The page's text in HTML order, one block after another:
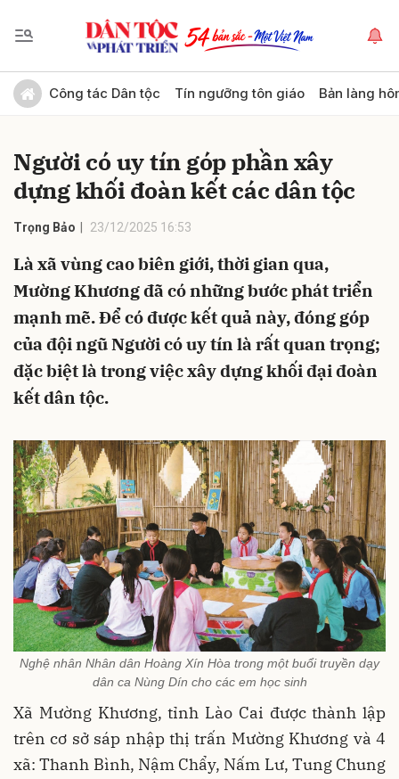
Công tác Dân tộc Tín ngưỡng tôn giáo Bản làng
Người có uy tín góp phần xây
dựng khối đoàn kết các dân tộc
Trọng Bảo 23/12/2025 16:53
Là xã vùng cao biên giới, thời gian qua,
Mường Khương đã có những bước phát triển
mạnh mẽ. Để có được kết quả này, đóng góp
của đội ngũ Người có uy tín là rất quan trọng;
đặc biệt là trong việc xây dựng khối đại đoàn
kết dân tộc.
Nghệ nhân Nhân dân Hoàng Xín Hòa trong một buổi truyền dạy
dân ca Nùng Dín cho các em học sinh
Xã Mường Khương, tỉnh Lào Cai được thành lập
trên cơ sở sáp nhập thị trấn Mường Khương và 4
xã: Thanh Bình, Nậm Chẩy, Nấm Lư, Tung Chung
Gửi bình luận
Hủy